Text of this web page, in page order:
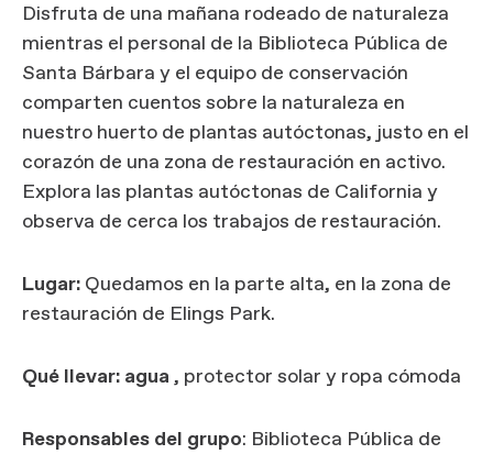
Disfruta de una mañana rodeado de naturaleza
mientras el personal de la Biblioteca Pública de
Santa Bárbara y el equipo de conservación
comparten cuentos sobre la naturaleza en
nuestro huerto de plantas autóctonas, justo en el
corazón de una zona de restauración en activo.
Explora las plantas autóctonas de California y
observa de cerca los trabajos de restauración.
Lugar: Quedamos en la parte alta, en la zona de
restauración de Elings Park.
Qué llevar: agua , protector solar y ropa cómoda
Responsables del grupo: Biblioteca Pública de